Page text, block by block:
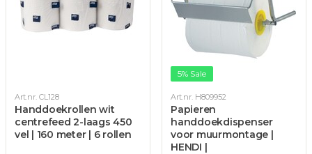
Art.nr. CL128
Handdoekrollen wit
centrefeed 2-laags 450
vel | 160 meter | 6 rollen
5% Sale
Art.nr. H809952
Papieren
handdoekdispenser
voor muurmontage |
HENDI |